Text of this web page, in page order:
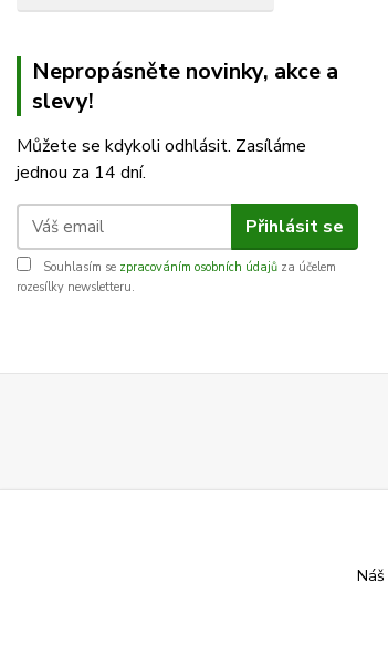
Nepropásněte novinky, akce a
slevy!
Můžete se kdykoli odhlásit. Zasíláme
jednou za 14 dní.
Přihlásit se
Souhlasím se zpracováním osobních údajů za účelem
rozesílky newsletteru.